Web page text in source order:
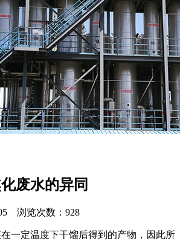
废水的异同
浏览次数：928
一定温度下干馏后得到的产物，因此所